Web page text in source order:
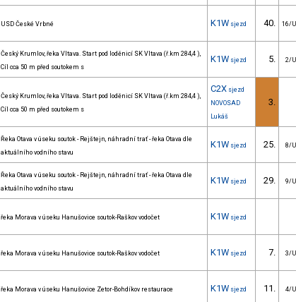
USD České Vrbné K1W sjezd 40. 16/
Český Krumlov, řeka Vltava. Start pod loděnicí SK Vltava (ř.km 284,4 ),
Cíl cca 50 m před soutokem s
K1W sjezd 5. 2/
Český Krumlov, řeka Vltava. Start pod loděnicí SK Vltava (ř.km 284,4 ),
Cíl cca 50 m před soutokem s
C2X sjezd
NOVOSAD
Lukáš
3.
Řeka Otava v úseku soutok - Rejštejn, náhradní trať - řeka Otava dle
aktuálního vodního stavu
K1W sjezd 25. 8/
Řeka Otava v úseku soutok - Rejštejn, náhradní trať - řeka Otava dle
aktuálního vodního stavu
K1W sjezd 29. 9/
řeka Morava v úseku Hanušovice soutok-Raškov vodočet K1W sjezd
řeka Morava v úseku Hanušovice soutok-Raškov vodočet K1W sjezd 7. 3/
řeka Morava v úseku Hanušovice Zetor-Bohdíkov restaurace K1W sjezd 11. 4/